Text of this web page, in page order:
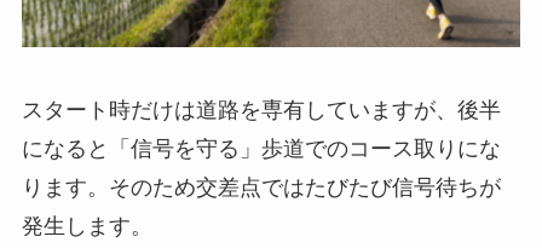
スタート時だけは道路を専有していますが、後半
になると「信号を守る」歩道でのコース取りにな
ります。そのため交差点ではたびたび信号待ちが
発生します。